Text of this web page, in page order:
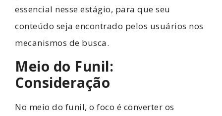
essencial nesse estágio, para que seu
conteúdo seja encontrado pelos usuários nos
mecanismos de busca.
Meio do Funil:
Consideração
No meio do funil, o foco é converter os